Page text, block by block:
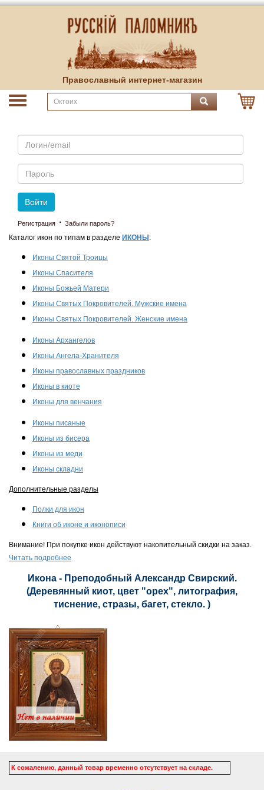
Православный интернет-магазин
Email
Пароль
Войти
Регистрация · Забыли пароль?
Каталог икон по типам в разделе ИКОНЫ :
Иконы Святой Троицы
Иконы Спасителя
Иконы Божьей Матери
Иконы Святых Покровителей. Мужские имена
Иконы Святых Покровителей. Женские имена
Иконы Архангелов
Иконы Ангела-Хранителя
Иконы православных праздников
Иконы в киоте
Иконы для венчания
Иконы писаные
Иконы из бисера
Иконы из меди
Иконы складни
Дополнительные разделы
Полки для икон
Книги об иконе и иконописи
Внимание! При покупке икон действуют накопительный скидки на заказ.
Читать подробнее
Икона - Преподобный Александр Свирский.
(Деревянный киот, цвет "орех", литография,
тиснение, стразы, багет, стекло. )
К сожалению, данный товар временно отсутствует на складе.